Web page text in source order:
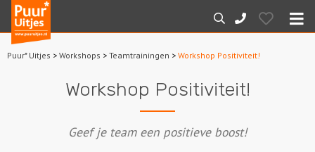
Puur*
Uitjes
Zoeken
088-
7887000
Hearts
Arrangementen
Dagarrangementen
Puur* Uitjes > Workshops > Teamtrainingen > Workshop Positiviteit!
Workshop Positiviteit!
Geef je team een positieve boost!